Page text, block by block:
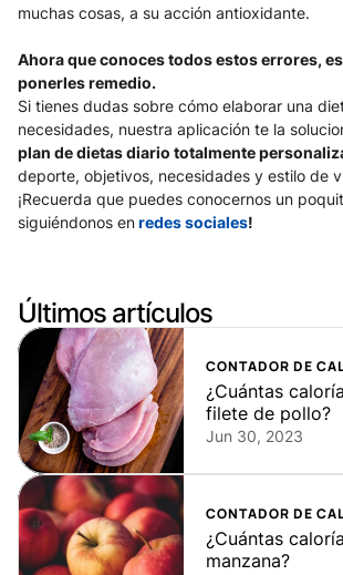
muchas cosas, a su acción antioxidante.
Ahora que conoces todos estos errores,
ponerles remedio.
Si tienes dudas sobre cómo elaborar una
plan de dietas diario totalmente
deporte, objetivos, necesidades y estilo de
¡Recuerda que puedes conocernos un
siguiéndonos en redes sociales!
Últimos artículos
CONTADOR DE
¿Cuántas
filete de pollo?
Jun 30, 2023
CONTADOR DE
¿Cuántas
manzana?